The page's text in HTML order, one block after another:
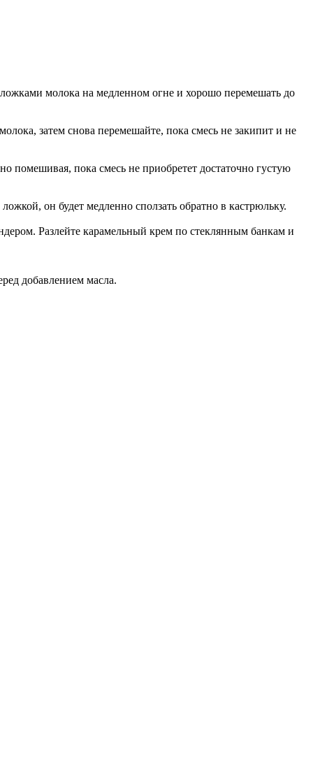
молока на медленном огне и хорошо перемешать до
затем снова перемешайте, пока смесь не закипит и не
помешивая, пока смесь не приобретет достаточно густую
он будет медленно сползать обратно в кастрюльку.
Разлейте карамельный крем по стеклянным банкам и
добавлением масла.